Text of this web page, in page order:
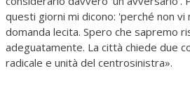
questi giorni mi dicono: 'perché non
domanda lecita. Spero che sapremo
adeguatamente. La città chiede due
radicale e unità del centrosinistra».